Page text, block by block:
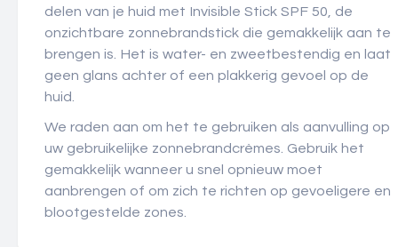
delen van je huid met Invisible Stick SPF 50, de
onzichtbare zonnebrandstick die gemakkelijk aan te
brengen is. Het is water- en zweetbestendig en laat
geen glans achter of een plakkerig gevoel op de
huid.
We raden aan om het te gebruiken als aanvulling op
uw gebruikelijke zonnebrandcrèmes. Gebruik het
gemakkelijk wanneer u snel opnieuw moet
aanbrengen of om zich te richten op gevoeligere en
blootgestelde zones.